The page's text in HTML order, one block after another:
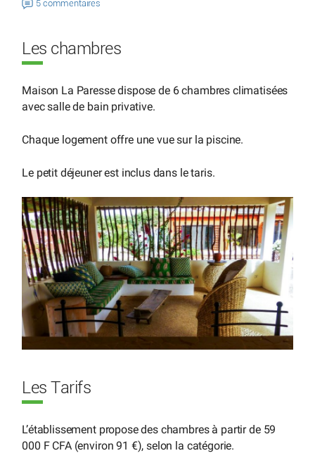
5 commentaires
Les chambres
Maison La Paresse dispose de 6 chambres climatisées
avec salle de bain privative.
Chaque logement offre une vue sur la piscine.
Le petit déjeuner est inclus dans le taris.
Les Tarifs
L’établissement propose des chambres à partir de 59
000 F CFA (environ 91 €), selon la catégorie.